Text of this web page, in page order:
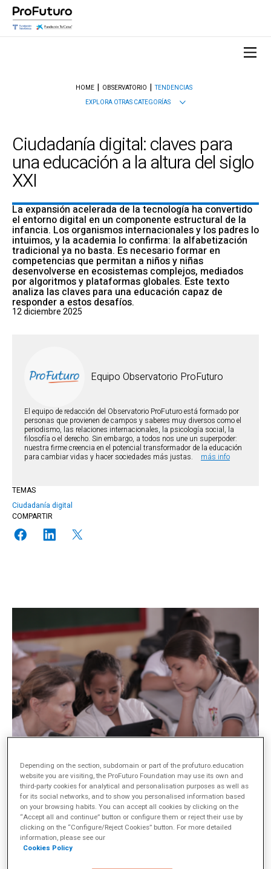
HOME OBSERVATORIO
TENDENCIAS
EXPLORA OTRAS CATEGORÍAS
Ciudadanía digital: claves para
una educación a la altura del siglo
XXI
La expansión acelerada de la tecnología ha convertido
el entorno digital en un componente estructural de la
infancia. Los organismos internacionales y los padres lo
intuimos, y la academia lo confirma: la alfabetización
tradicional ya no basta. Es necesario formar en
competencias que permitan a niños y niñas
desenvolverse en ecosistemas complejos, mediados
por algoritmos y plataformas globales. Este texto
analiza las claves para una educación capaz de
responder a estos desafíos.
12 diciembre 2025
Equipo Observatorio ProFuturo
El equipo de redacción del Observatorio ProFuturo está formado por
personas que provienen de campos y saberes muy diversos como el
periodismo, las relaciones internacionales, la psicología social, la
filosofía o el derecho. Sin embargo, a todos nos une un superpoder:
nuestra firme creencia en el potencial transformador de la educación
para cambiar vidas y hacer sociedades más justas.
más info
TEMAS
Ciudadanía digital
COMPARTIR
La presencia de la tecnología en la vida cotidiana de niños y
adolescentes ha dejado de ser una novedad para convertirse en
un elemento estructural de su desarrollo. Las plataformas
digitales, los dispositivos inteligentes, las redes sociales y, más
recientemente, la inteligencia artificial generativa han
Depending on the section, subdomain or part of the profuturo.education
website you are visiting, the ProFuturo Foundation may use its own and
third-party cookies for analytical and personalisation purposes as well as
for its social networks, and to show you personalised information based
on your browsing habits. You can accept all cookies by clicking on the
“Accept all and continue” button or configure them or reject their use by
clicking on the “Configure/Reject Cookies” button. For more detailed
information, please see our
Cookies Policy